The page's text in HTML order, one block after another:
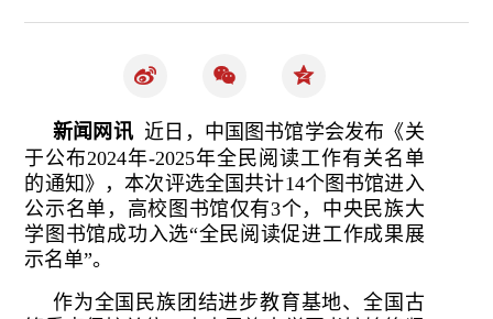
新闻网讯近日，中国图书馆学会发布《关
于公布2024年-2025年全民阅读工作有关名单
的通知》，本次评选全国共计14个图书馆进入
公示名单，高校图书馆仅有3个，中央民族大
学图书馆成功入选“全民阅读促进工作成果展
示名单”。
作为全国民族团结进步教育基地、全国古